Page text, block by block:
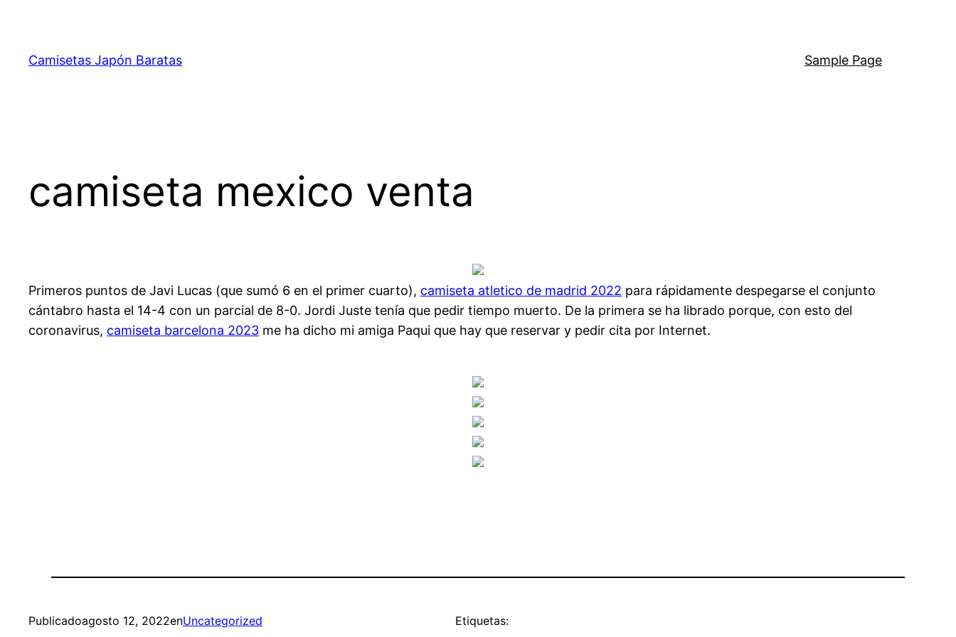
contenido
Camisetas Japón Baratas Sample Page
camiseta mexico venta
Primeros puntos de Javi Lucas (que sumó 6 en el primer cuarto), camiseta atletico de madrid 2022 para rápidamente despegarse el conjunto
cántabro hasta el 14-4 con un parcial de 8-0. Jordi Juste tenía que pedir tiempo muerto. De la primera se ha librado porque, con esto del
coronavirus, camiseta barcelona 2023 me ha dicho mi amiga Paqui que hay que reservar y pedir cita por Internet.
Publicadoagosto 12, 2022enUncategorized Etiquetas: